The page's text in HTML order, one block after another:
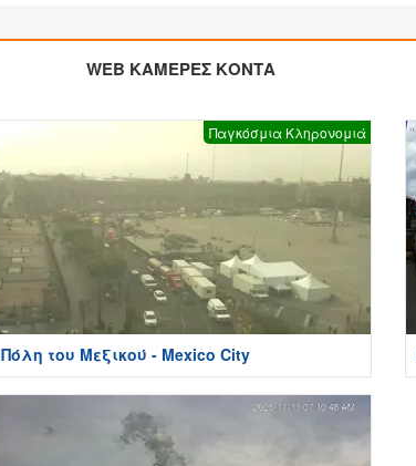
WEB ΚΑΜΕΡΕΣ ΚΟΝΤΑ
Παγκόσμια Κληρονομιά
Πόλη του Μεξικού - Mexico City